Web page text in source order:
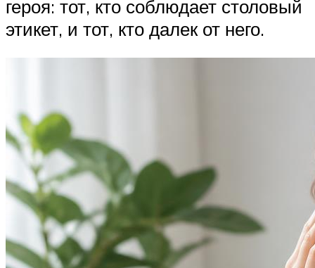
героя: тот, кто соблюдает столовый
этикет, и тот, кто далек от него.